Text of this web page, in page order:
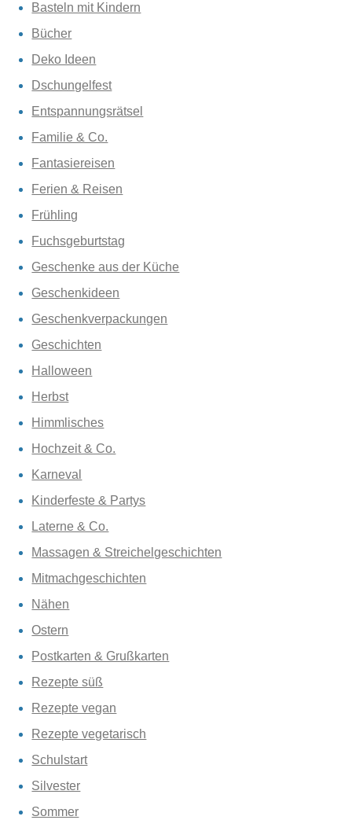
Basteln mit Kindern
Bücher
Deko Ideen
Dschungelfest
Entspannungsrätsel
Familie & Co.
Fantasiereisen
Ferien & Reisen
Frühling
Fuchsgeburtstag
Geschenke aus der Küche
Geschenkideen
Geschenkverpackungen
Geschichten
Halloween
Herbst
Himmlisches
Hochzeit & Co.
Karneval
Kinderfeste & Partys
Laterne & Co.
Massagen & Streichelgeschichten
Mitmachgeschichten
Nähen
Ostern
Postkarten & Grußkarten
Rezepte süß
Rezepte vegan
Rezepte vegetarisch
Schulstart
Silvester
Sommer